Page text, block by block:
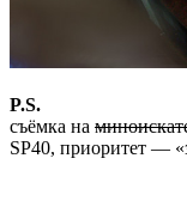
P.S.
съёмка на
SP40, приоритет —